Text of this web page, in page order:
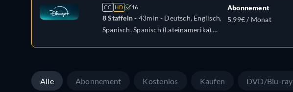
CC HD 16
8 Staffeln - 43min - Deutsch, Englisch,
Spanisch, Spanisch (Lateinamerika),
Abonnement
5,99€ / Monat
Alle Abonnement Kostenlos Kaufen DVD/Blu-ray